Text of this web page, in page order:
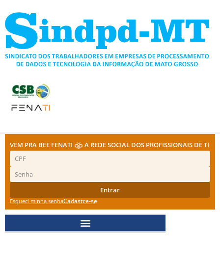
para
conteúdo
VEM PRA BEE FENATI A REDE SOCIAL DOS PROFISSIONAIS DE TI
Entrar
Esqueci minha senhaCadastre-se